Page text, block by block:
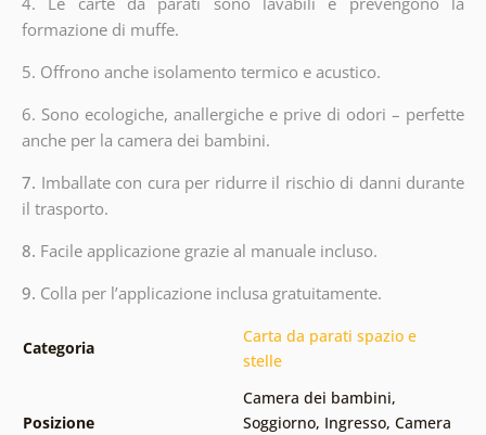
formazione di muffe.
5. Offrono anche isolamento termico e acustico.
6. Sono ecologiche, anallergiche e prive di odori – perfette
anche per la camera dei bambini.
7. Imballate con cura per ridurre il rischio di danni durante
il trasporto.
8. Facile applicazione grazie al manuale incluso.
9. Colla per l’applicazione inclusa gratuitamente.
Categoria
Carta da parati spazio e
stelle
Posizione
Camera dei bambini,
Soggiorno, Ingresso, Camera